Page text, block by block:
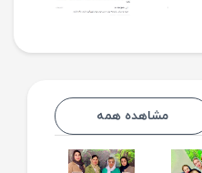
مشاهده همه